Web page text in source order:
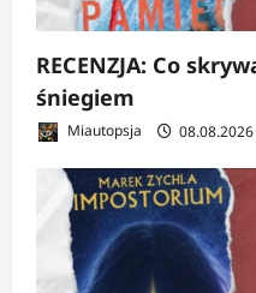
RECENZJA: Co
śniegiem
Miautopsja 08.08.2026